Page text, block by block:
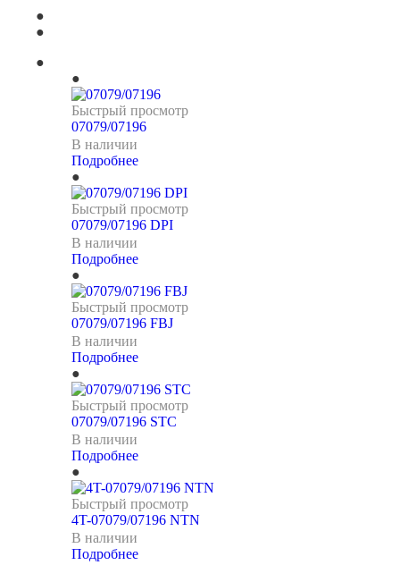
Быстрый просмотр
07079/07196
В наличии
Подробнее
Быстрый просмотр
07079/07196 DPI
В наличии
Подробнее
Быстрый просмотр
07079/07196 FBJ
В наличии
Подробнее
Быстрый просмотр
07079/07196 STC
В наличии
Подробнее
Быстрый просмотр
4T-07079/07196 NTN
В наличии
Подробнее